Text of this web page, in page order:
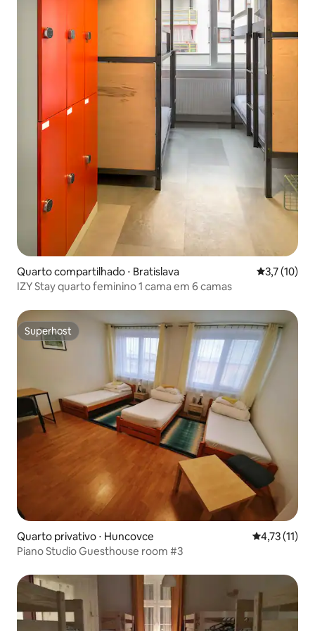
Quarto compartilhado ⋅ Bratislava 3,7 de uma
3,7 (10)
IZY Stay quarto feminino 1 cama em 6 camas
Superhost
Superhost
Quarto privativo ⋅ Huncovce 4,73 de uma
4,73 (11)
Piano Studio Guesthouse room #3